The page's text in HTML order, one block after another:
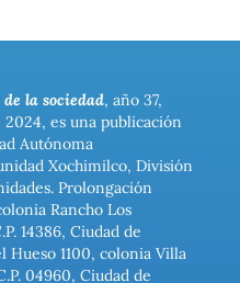
la sociedad, año 37,
es una publicación
Autónoma
Xochimilco, División
Prolongación
Rancho Los
14386, Ciudad de
Hueso 1100, colonia Villa
04960, Ciudad de